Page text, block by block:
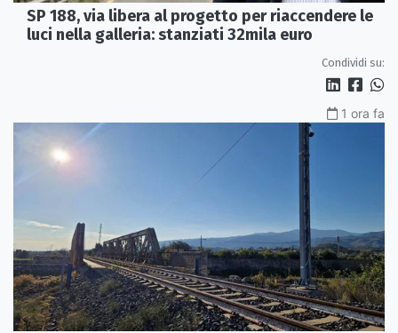
SP 188, via libera al progetto per riaccendere le
luci nella galleria: stanziati 32mila euro
Condividi su:
1 ora fa